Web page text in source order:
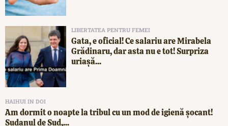
LIBERTATEA PENTRU FEMEI
Gata, e oficial! Ce salariu are Mirabela
Grădinaru, dar asta nu e tot! Surpriza
uriașă...
HAIHUI IN DOI
Am dormit o noapte la tribul cu un mod de igienă șocant!
Sudanul de Sud,...